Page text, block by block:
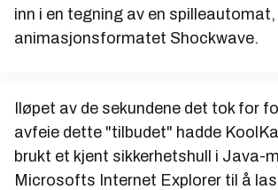
inn i en tegning av en
animasjonsformatet Shockwave.
Iløpet av de sekundene det tok for
avfeie dette "tilbudet" hadde
brukt et kjent sikkerhetshull i Java-
Microsofts Internet Explorer til å